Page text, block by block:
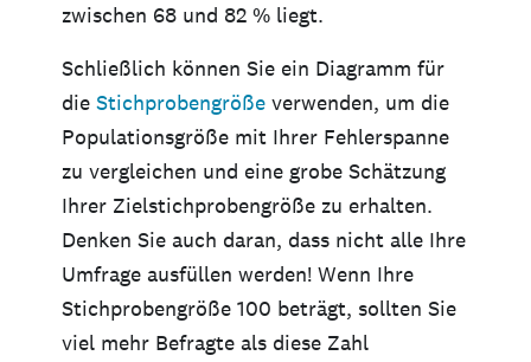
zwischen 68 und 82 % liegt.
Schließlich können Sie ein Diagramm für
die Stichprobengröße verwenden, um die
Populationsgröße mit Ihrer Fehlerspanne
zu vergleichen und eine grobe Schätzung
Ihrer Zielstichprobengröße zu erhalten.
Denken Sie auch daran, dass nicht alle Ihre
Umfrage ausfüllen werden! Wenn Ihre
Stichprobengröße 100 beträgt, sollten Sie
viel mehr Befragte als diese Zahl